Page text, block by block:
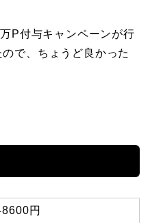
P付与キャンペーンが行
で、ちょうど良かった
円